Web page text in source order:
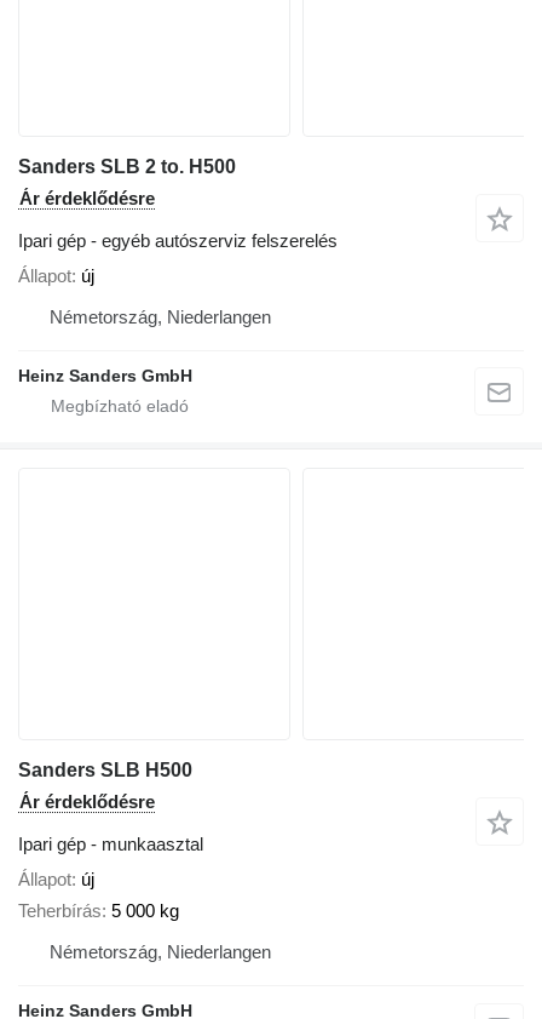
Sanders SLB 2 to. H500
Ár érdeklődésre
Ipari gép - egyéb autószerviz felszerelés
Állapot új
Németország, Niederlangen
Heinz Sanders GmbH
Sanders SLB H500
Ár érdeklődésre
Ipari gép - munkaasztal
Állapot új
Teherbírás 5 000 kg
Németország, Niederlangen
Heinz Sanders GmbH